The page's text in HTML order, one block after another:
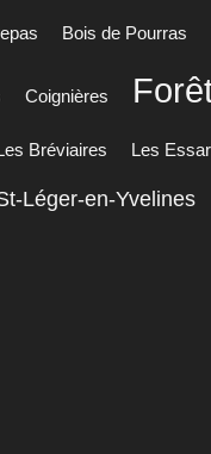
Bois de Pourras
Coignières
Bréviaires Les
Léger-en-Yvelines